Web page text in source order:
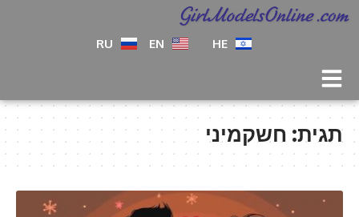
HE
EN
RU
תגית: חשקמיני